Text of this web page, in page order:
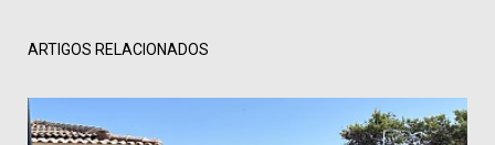
ARTIGOS RELACIONADOS